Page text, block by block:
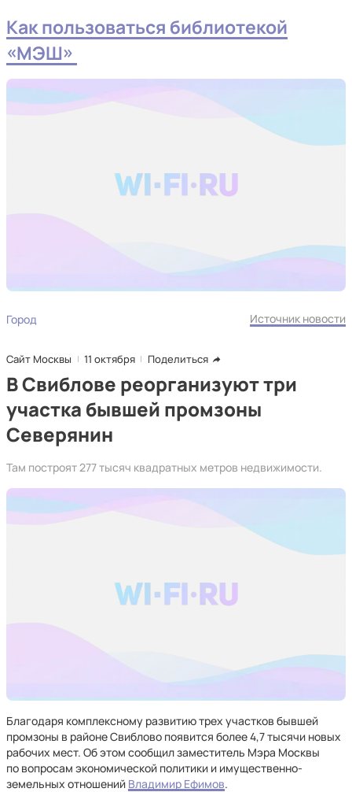
Как пользоваться библиотекой
«МЭШ»
Город Источник новости
Сайт Москвы 11 октября Поделиться
В Свиблове реорганизуют три
участка бывшей промзоны
Северянин
Там построят 277 тысяч квадратных метров недвижимости.
Благодаря комплексному развитию трех участков бывшей
промзоны в районе Свиблово появится более 4,7 тысячи новых
рабочих мест. Об этом сообщил заместитель Мэра Москвы
по вопросам экономической политики и имущественно-
земельных отношений Владимир Ефимов.